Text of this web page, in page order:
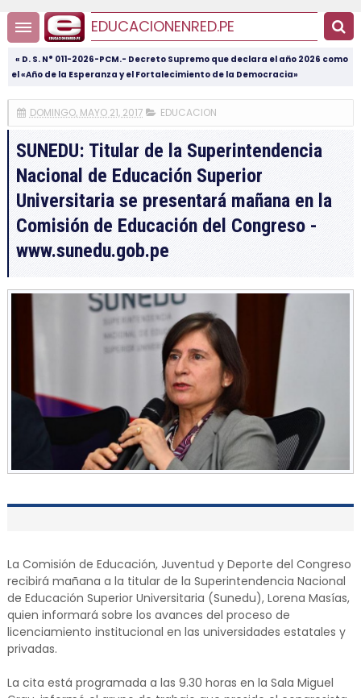
EDUCACIONENRED.PE
« D. S. N° 011-2026-PCM.- Decreto Supremo que declara el año 2026 como
el «Año de la Esperanza y el Fortalecimiento de la Democracia»
DOMINGO, MAYO 21, 2017 EDUCACION
SUNEDU: Titular de la Superintendencia
Nacional de Educación Superior
Universitaria se presentará mañana en la
Comisión de Educación del Congreso -
www.sunedu.gob.pe
La Comisión de Educación, Juventud y Deporte del Congreso
recibirá mañana a la titular de la Superintendencia Nacional
de Educación Superior Universitaria (Sunedu), Lorena Masías,
quien informará sobre los avances del proceso de
licenciamiento institucional en las universidades estatales y
privadas.
La cita está programada a las 9.30 horas en la Sala Miguel